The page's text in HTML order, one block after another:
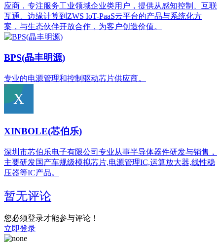
应商，专注服务工业领域企业类用户，提供从感知控制、互联
互通、边缘计算到ZWS IoT-PaaS云平台的产品与系统化方
案，与生态伙伴开放合作，为客户创造价值。
BPS(晶丰明源)
专业的电源管理和控制驱动芯片供应商。
XINBOLE(芯伯乐)
深圳市芯伯乐电子有限公司专业从事半导体器件研发与销售，
主要研发国产车规级模拟芯片,电源管理IC,运算放大器,线性稳
压器等IC产品。
暂无评论
您必须登录才能参与评论！
立即登录